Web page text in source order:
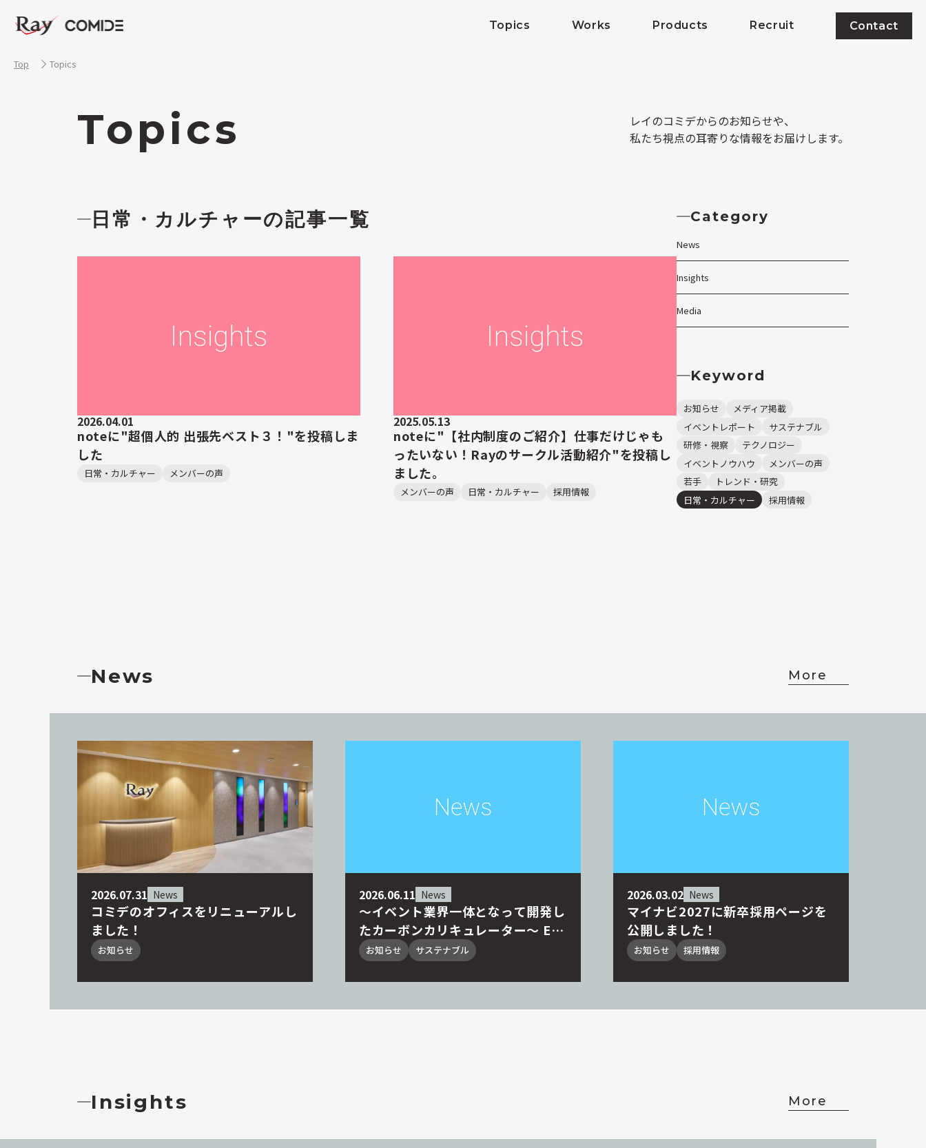
Topics Works Products Recruit Contact
Top Topics
Topics
レイのコミデからのお知らせや、
私たち視点の耳寄りな情報をお届けします。
日常・カルチャーの記事一覧
2026.04.01
noteに"超個人的 出張先ベスト３！"を投稿しま
した
日常・カルチャー メンバーの声
2025.05.13
noteに"【社内制度のご紹介】仕事だけじゃも
ったいない！Rayのサークル活動紹介"を投稿し
ました。
メンバーの声 日常・カルチャー 採用情報
Category
News
Insights
Media
Keyword
お知らせ
メディア掲載
イベントレポート
サステナブル
研修・視察
テクノロジー
イベントノウハウ
メンバーの声
若手
トレンド・研究
日常・カルチャー
採用情報
News More
2026.07.31 News
コミデのオフィスをリニューアルし
ました！
お知らせ
2026.06.11 News
～イベント業界一体となって開発し
たカーボンカリキュレーター～ EVE
NT CARBON SIMULATOR始動。J
ACE加盟15社による運用ワーキン
ググループを設立、実地試験運用を
お知らせ サステナブル
2026.03.02 News
マイナビ2027に新卒採用ページを
公開しました！
お知らせ 採用情報
Insights More